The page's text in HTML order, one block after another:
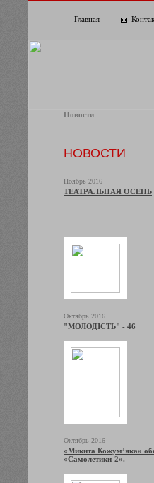
Главная
Новости
НОВОСТИ
Ноябрь 2016
ТЕАТРАЛЬНАЯ ОСЕНЬ
Октябрь 2016
"МОЛОДІСТЬ" - 46
Октябрь 2016
«Микита Кожум’яка»
«Самолетики-2».